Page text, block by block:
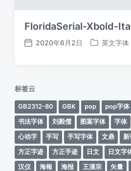
FloridaSerial-Xbold-
发
2020年6月2日
发
英文字体
标签云
GB2312-80 GBK pop pop字体
书法字体
刘殿儒 图案字体 字体
心动字
手写 手写字体 文鼎
方正字迹
方正手迹 日文 日文字
汉仪
海報 海报 王漢宗 矢量